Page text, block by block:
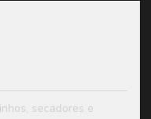
secadores e